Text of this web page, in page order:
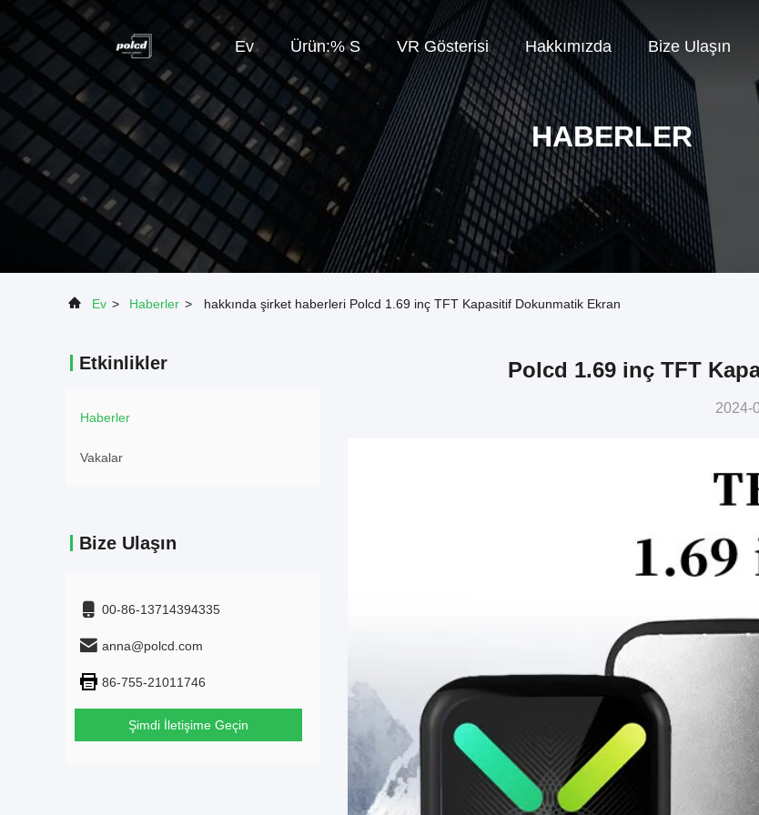
Ev Ürün:% S VR Gösterisi Hakkımızda Bize Ulaşın
HABERLER
Ev > Haberler > hakkında şirket haberleri Polcd 1.69 inç TFT Kapasitif Dokunmatik Ekran
Etkinlikler
Haberler
Vakalar
Bize Ulaşın
00-86-13714394335
anna@polcd.com
86-755-21011746
Şimdi İletişime Geçin
Polcd 1.69 inç TFT
2024-